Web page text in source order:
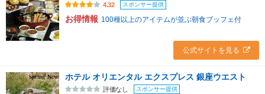
4.32 スポンサー提供
お得情報 100種以上のアイテムが並ぶ朝食ブッフェ付
公式サイトを見る
ホテル オリエンタル エクスプレス 銀座ウエスト
評価なし スポンサー提供